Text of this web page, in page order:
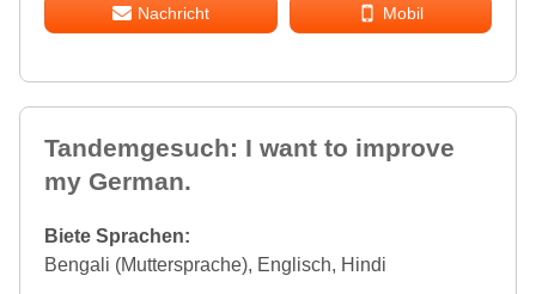
Nachricht Mobil
Tandemgesuch: I want to improve
my German.
Biete Sprachen:
Bengali (Muttersprache), Englisch, Hindi